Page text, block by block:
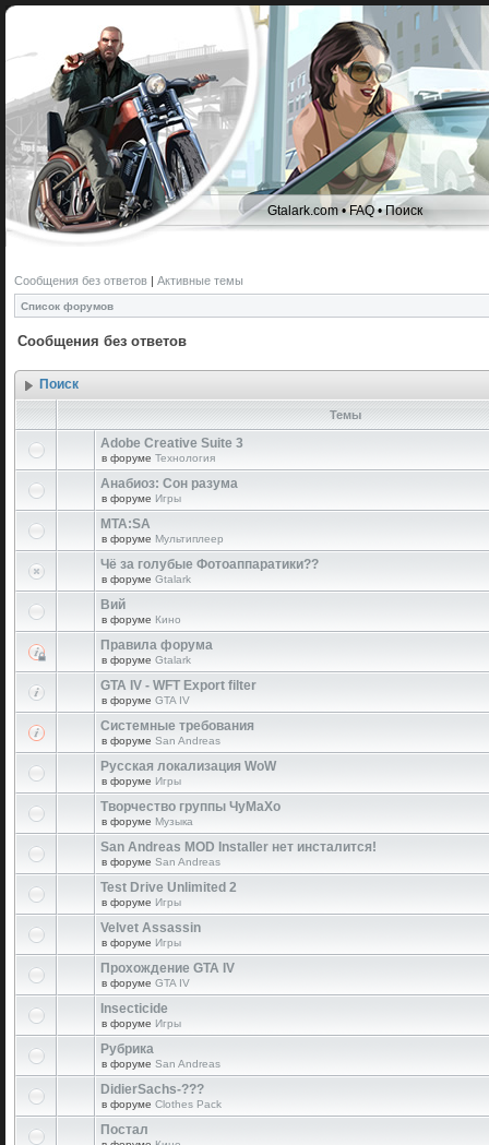
Gtalark.com •FAQ•Поиск
Сообщения без ответов | Активные темы
Список форумов
Сообщения без ответов
Поиск
Темы
Adobe Creative Suite 3
в форуме Технология
Анабиоз: Сон разума
в форуме Игры
MTA:SA
в форуме Мультиплеер
Чё за голубые Фотоаппаратики??
в форуме Gtalark
Вий
в форуме Кино
Правила форума
в форуме Gtalark
GTA IV - WFT Export filter
в форуме GTA IV
Системные требования
в форуме San Andreas
Русская локализация WoW
в форуме Игры
Творчество группы ЧуМаХо
в форуме Музыка
San Andreas MOD Installer нет инсталится!
в форуме San Andreas
Test Drive Unlimited 2
в форуме Игры
Velvet Assassin
в форуме Игры
Прохождение GTA IV
в форуме GTA IV
Insecticide
в форуме Игры
Рубрика
в форуме San Andreas
DidierSachs-???
в форуме Clothes Pack
Постал